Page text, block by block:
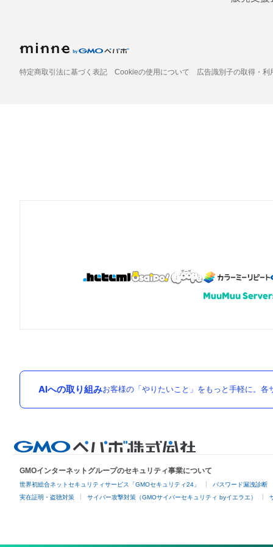
特定商取引法に基づく表記 Cookieの使用について 広告識別子の取得・利
AIへの取り組みお客様の「やりたいこと」をもっと手軽に。
GMOインターネットグループのセキュリティ事業について
世界初総合ネットセキュリティサービス「GMOセキュリティ24」
パスワード漏洩診断
実在証明・盗聴対策
サイバー攻撃対策（GMOサイバーセキュリティ byイエラエ）